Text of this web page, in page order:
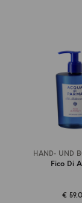
HAND- UND
Fico Di
€